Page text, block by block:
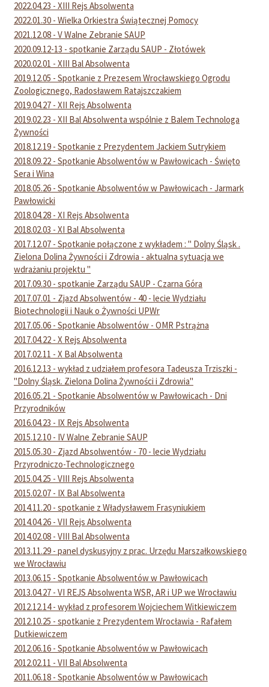
2022.04.23 - XIII Rejs Absolwenta
2022.01.30 - Wielka Orkiestra Świątecznej Pomocy
2021.12.08 - V Walne Zebranie SAUP
2020.09.12-13 - spotkanie Zarządu SAUP - Złotówek
2020.02.01 - XIII Bal Absolwenta
2019.12.05 - Spotkanie z Prezesem Wrocławskiego Ogrodu
Zoologicznego, Radosławem Ratajszczakiem
2019.04.27 - XII Rejs Absolwenta
2019.02.23 - XII Bal Absolwenta wspólnie z Balem Technologa
Żywności
2018.12.19 - Spotkanie z Prezydentem Jackiem Sutrykiem
2018.09.22 - Spotkanie Absolwentów w Pawłowicach - Święto
Sera i Wina
2018.05.26 - Spotkanie Absolwentów w Pawłowicach - Jarmark
Pawłowicki
2018.04.28 - XI Rejs Absolwenta
2018.02.03 - XI Bal Absolwenta
2017.12.07 - Spotkanie połączone z wykładem : " Dolny Śląsk .
Zielona Dolina Żywności i Zdrowia - aktualna sytuacja we
wdrażaniu projektu "
2017.09.30 - spotkanie Zarządu SAUP - Czarna Góra
2017.07.01 - Zjazd Absolwentów - 40 - lecie Wydziału
Biotechnologii i Nauk o Żywności UPWr
2017.05.06 - Spotkanie Absolwentów - OMR Pstrążna
2017.04.22 - X Rejs Absolwenta
2017.02.11 - X Bal Absolwenta
2016.12.13 - wykład z udziałem profesora Tadeusza Trziszki -
"Dolny Śląsk. Zielona Dolina Żywności i Zdrowia"
2016.05.21 - Spotkanie Absolwentów w Pawłowicach - Dni
Przyrodników
2016.04.23 - IX Rejs Absolwenta
2015.12.10 - IV Walne Zebranie SAUP
2015.05.30 - Zjazd Absolwentów - 70 - lecie Wydziału
Przyrodniczo-Technologicznego
2015.04.25 - VIII Rejs Absolwenta
2015.02.07 - IX Bal Absolwenta
2014.11.20 - spotkanie z Władysławem Frasyniukiem
2014.04.26 - VII Rejs Absolwenta
2014.02.08 - VIII Bal Absolwenta
2013.11.29 - panel dyskusyjny z prac. Urzędu Marszałkowskiego
we Wrocławiu
2013.06.15 - Spotkanie Absolwentów w Pawłowicach
2013.04.27 - VI REJS Absolwenta WSR, AR i UP we Wrocławiu
2012.12.14 - wykład z profesorem Wojciechem Witkiewiczem
2012.10.25 - spotkanie z Prezydentem Wrocławia - Rafałem
Dutkiewiczem
2012.06.16 - Spotkanie Absolwentów w Pawłowicach
2012.02.11 - VII Bal Absolwenta
2011.06.18 - Spotkanie Absolwentów w Pawłowicach